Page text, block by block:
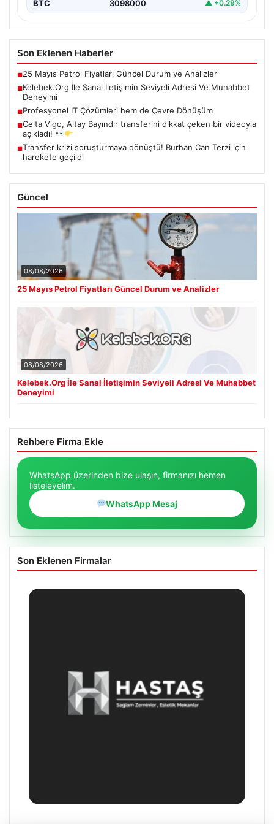
BTC 3098000 ▲ +0.29%
Son Eklenen Haberler
■25 Mayıs Petrol Fiyatları Güncel Durum ve Analizler
■Kelebek.Org İle Sanal İletişimin Seviyeli Adresi Ve Muhabbet
Deneyimi
■Profesyonel IT Çözümleri hem de Çevre Dönüşüm
■Celta Vigo, Altay Bayındır transferini dikkat çeken bir videoyla
açıkladı!
■Transfer krizi soruşturmaya dönüştü! Burhan Can Terzi için
harekete geçildi
Güncel
08/08/2026
25 Mayıs Petrol Fiyatları Güncel Durum ve Analizler
08/08/2026
Kelebek.Org İle Sanal İletişimin Seviyeli Adresi Ve Muhabbet
Deneyimi
Rehbere Firma Ekle
WhatsApp üzerinden bize ulaşın, firmanızı hemen
listeleyelim.
WhatsApp Mesaj
Son Eklenen Firmalar